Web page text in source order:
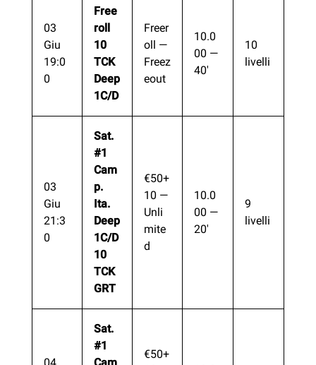
03
Giu
19:0
0
Free
roll
10
TCK
Deep
1C/D
Freer
oll —
Freez
eout
10.0
00 —
40′
10
livelli
03
Giu
21:3
0
Sat.
#1
Cam
p.
Ita.
Deep
1C/D
10
TCK
GRT
€50+
10 —
Unli
mite
d
10.0
00 —
20′
9
livelli
Sat.
#1
€50+